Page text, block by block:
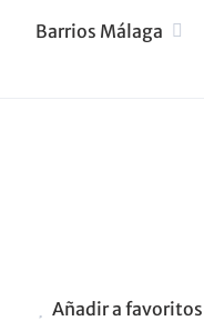
Barrios Málaga
Añadir a favoritos